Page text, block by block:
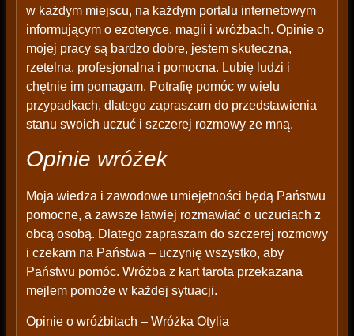
w każdym miejscu, na każdym portalu internetowym
informującym o ezoteryce, magii i wróżbach. Opinie o
mojej pracy są bardzo dobre, jestem skuteczna,
rzetelna, profesjonalna i pomocna. Lubię ludzi i
chętnie im pomagam. Potrafię pomóc w wielu
przypadkach, dlatego zapraszam do przedstawienia
stanu swoich uczuć i szczerej rozmowy ze mną.
Opinie wróżek
Moja wiedza i zawodowe umiejętności będą Państwu
pomocne, a zawsze łatwiej rozmawiać o uczuciach z
obcą osobą. Dlatego zapraszam do szczerej rozmowy
i czekam na Państwa – uczynię wszystko, aby
Państwu pomóc. Wróżba z kart tarota przekazana
mejlem pomoże w każdej sytuacji.
Opinie o wróżbitach – Wróżka Otylia